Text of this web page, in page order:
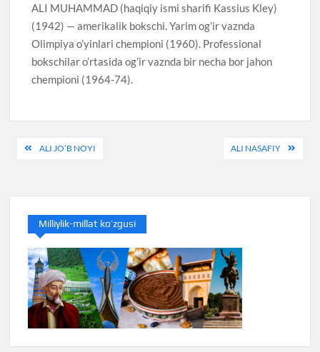
ALI MUHAMMAD (haqiqiy ismi sharifi Kassius Kley)
(1942) — amerikalik bokschi. Yarim og’ir vaznda
Olimpiya o’yinlari chempioni (1960). Professional
bokschilar o’rtasida og’ir vaznda bir necha bor jahon
chempioni (1964-74).
PostALI JO’B NOYI ALI NASAFIY
Milliylik-millat ko’zgusi